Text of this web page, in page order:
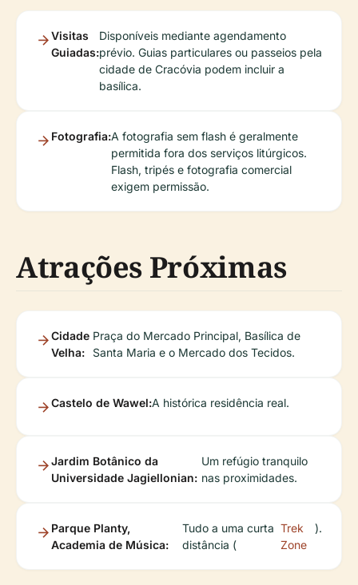
Visitas
Guiadas:
Disponíveis mediante agendamento
prévio. Guias particulares ou passeios pela
cidade de Cracóvia podem incluir a
basílica.
Fotografia:A fotografia sem flash é geralmente
permitida fora dos serviços litúrgicos.
Flash, tripés e fotografia comercial
exigem permissão.
Atrações Próximas
Cidade
Velha:
Praça do Mercado Principal, Basílica de
Santa Maria e o Mercado dos Tecidos.
Castelo de Wawel:A histórica residência real.
Jardim Botânico da
Universidade Jagiellonian:
Um refúgio tranquilo
nas proximidades.
Parque Planty,
Academia de Música:
Tudo a uma curta
distância (
Trek
Zone
).